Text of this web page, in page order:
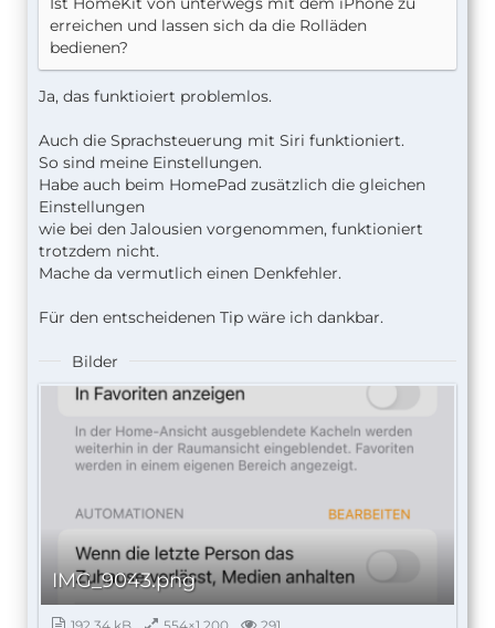
erreichen und lassen sich da die Rolläden
bedienen?
Ja, das funktioiert problemlos.
Auch die Sprachsteuerung mit Siri funktioniert.
So sind meine Einstellungen.
Habe auch beim HomePad zusätzlich die gleichen
Einstellungen
wie bei den Jalousien vorgenommen, funktioniert
trotzdem nicht.
Mache da vermutlich einen Denkfehler.
Für den entscheidenen Tip wäre ich dankbar.
Bilder
IMG_9043.png